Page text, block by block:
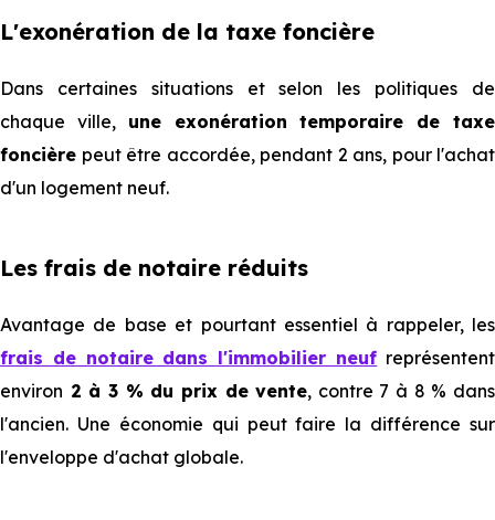
L'exonération de la taxe foncière
Dans certaines situations et selon les politiques de
chaque ville, une exonération temporaire de taxe
foncière peut être accordée, pendant 2 ans, pour l'achat
d'un logement neuf.
Les frais de notaire réduits
Avantage de base et pourtant essentiel à rappeler, les
frais de notaire dans l'immobilier neuf représentent
environ 2 à 3 % du prix de vente, contre 7 à 8 % dans
l'ancien. Une économie qui peut faire la différence sur
l'enveloppe d'achat globale.